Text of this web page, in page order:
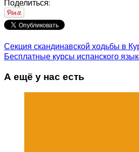
Поделиться:
Секция скандинавской ходьбы в
Бесплатные курсы испанского
А ещё у нас есть